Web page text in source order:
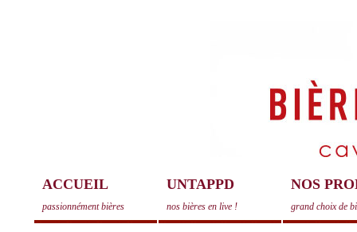
ACCUEIL
passionnément bières
UNTAPPD
nos bières en live !
NOS
grand choix de